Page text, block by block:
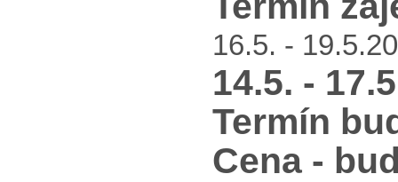
16.5. -
14.5. -
Termín
Cena -